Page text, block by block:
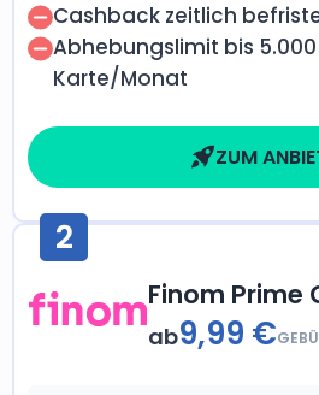
Cashback zeitlich
Abhebungslimit bis
Karte/Monat
ZUM
2
Finom Prime
ab9,99 €